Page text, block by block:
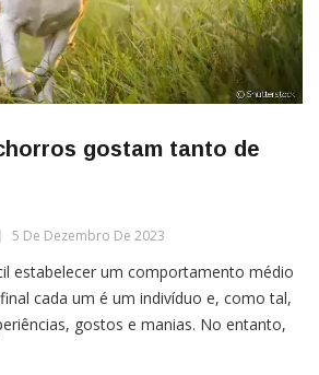
gostam tanto de
5 De Dezembro De 2023
estabelecer um comportamento médio
cada um é um indivíduo e, como tal,
gostos e manias. No entanto,